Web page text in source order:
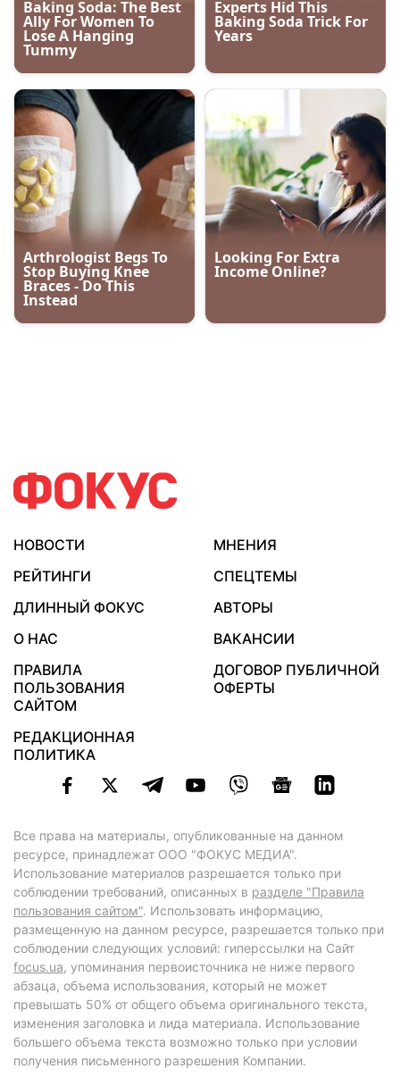
НОВОСТИ
МНЕНИЯ
РЕЙТИНГИ
СПЕЦТЕМЫ
ДЛИННЫЙ ФОКУС
АВТОРЫ
О НАС
ВАКАНСИИ
ПРАВИЛА
ПОЛЬЗОВАНИЯ
САЙТОМ
ДОГОВОР ПУБЛИЧНОЙ
ОФЕРТЫ
РЕДАКЦИОННАЯ
ПОЛИТИКА
Все права на материалы, опубликованные на данном
ресурсе, принадлежат ООО "ФОКУС МЕДИА".
Использование материалов разрешается только при
соблюдении требований, описанных в разделе "Правила
пользования сайтом". Использовать информацию,
размещенную на данном ресурсе, разрешается только при
соблюдении следующих условий: гиперссылки на Сайт
focus.ua, упоминания первоисточника не ниже первого
абзаца, объема использования, который не может
превышать 50% от общего объема оригинального текста,
изменения заголовка и лида материала. Использование
большего объема текста возможно только при условии
получения письменного разрешения Компании.